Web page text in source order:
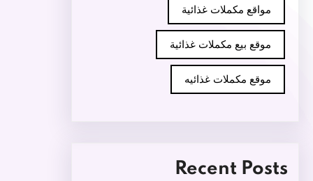
مواقع مكملات غذائية
موقع بيع مكملات غذائية
موقع مكملات غذائيه
Recent Posts